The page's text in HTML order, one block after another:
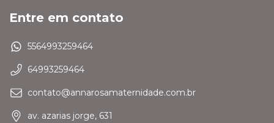
Entre em contato
5564993259464
64993259464
contato@annarosamaternidade.com.br
av. azarias jorge, 631